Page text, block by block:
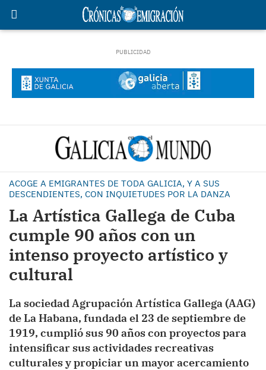
ACOGE A EMIGRANTES DE TODA GALICIA, Y A SUS
DESCENDIENTES, CON INQUIETUDES POR LA DANZA
La Artística Gallega de Cuba
cumple 90 años con un
intenso proyecto artístico y
cultural
La sociedad Agrupación Artística Gallega (AAG)
de La Habana, fundada el 23 de septiembre de
1919, cumplió sus 90 años con proyectos para
intensificar sus actividades recreativas
culturales y propiciar un mayor acercamiento